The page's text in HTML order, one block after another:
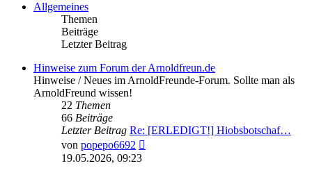
Allgemeines
Themen
Beiträge
Letzter Beitrag
Hinweise zum Forum der Arnoldfreun.de
Hinweise / Neues im ArnoldFreunde-Forum. Sollte man als
ArnoldFreund wissen!
22 Themen
66 Beiträge
Letzter Beitrag Re: [ERLEDIGT!] Hiobsbotschaf…
von popepo6692
19.05.2026, 09:23